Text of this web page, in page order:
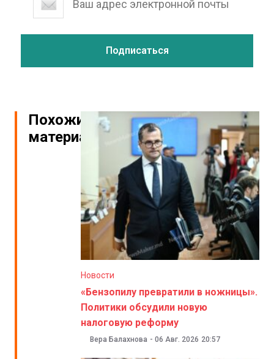
Похожие
материалы
Новости
«Бензопилу превратили в ножницы».
Политики обсудили новую
налоговую реформу
Вера Балахнова - 06 Авг. 2026 20:57